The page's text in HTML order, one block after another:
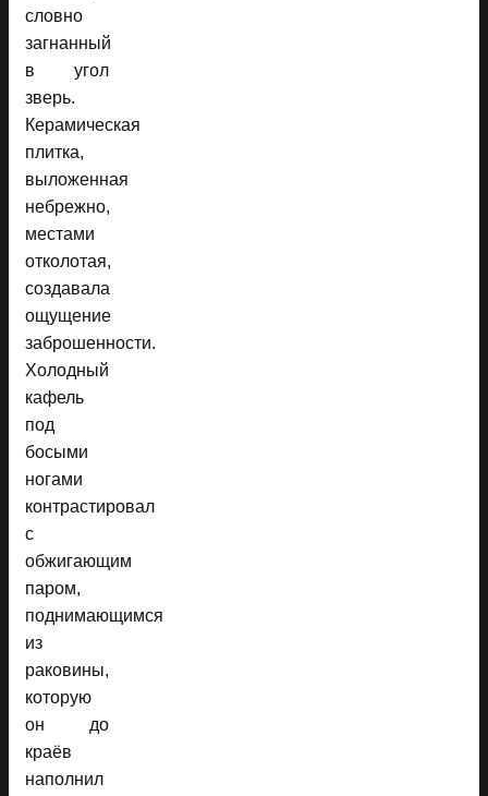
словно
загнанный
в угол
зверь.
Керамическая
плитка,
выложенная
небрежно,
местами
отколотая,
создавала
ощущение
заброшенности.
Холодный
кафель
под
босыми
ногами
контрастировал
с
обжигающим
паром,
поднимающимся
из
раковины,
которую
он до
краёв
наполнил